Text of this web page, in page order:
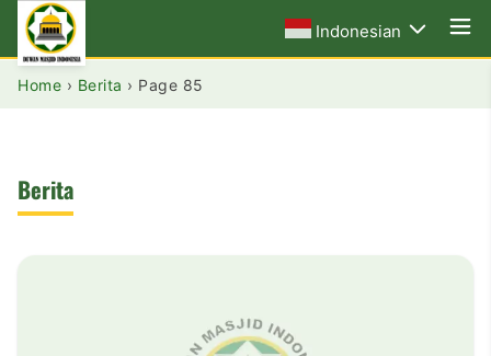
Indonesian
Home › Berita › Page 85
Berita